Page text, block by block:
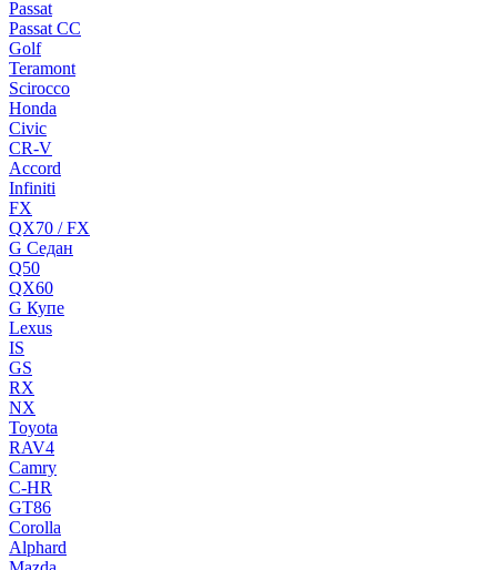
Passat
Passat CC
Golf
Teramont
Scirocco
Honda
Civic
CR-V
Accord
Infiniti
FX
QX70 / FX
G Cедан
Q50
QX60
G Купе
Lexus
IS
GS
RX
NX
Toyota
RAV4
Camry
C-HR
GT86
Corolla
Alphard